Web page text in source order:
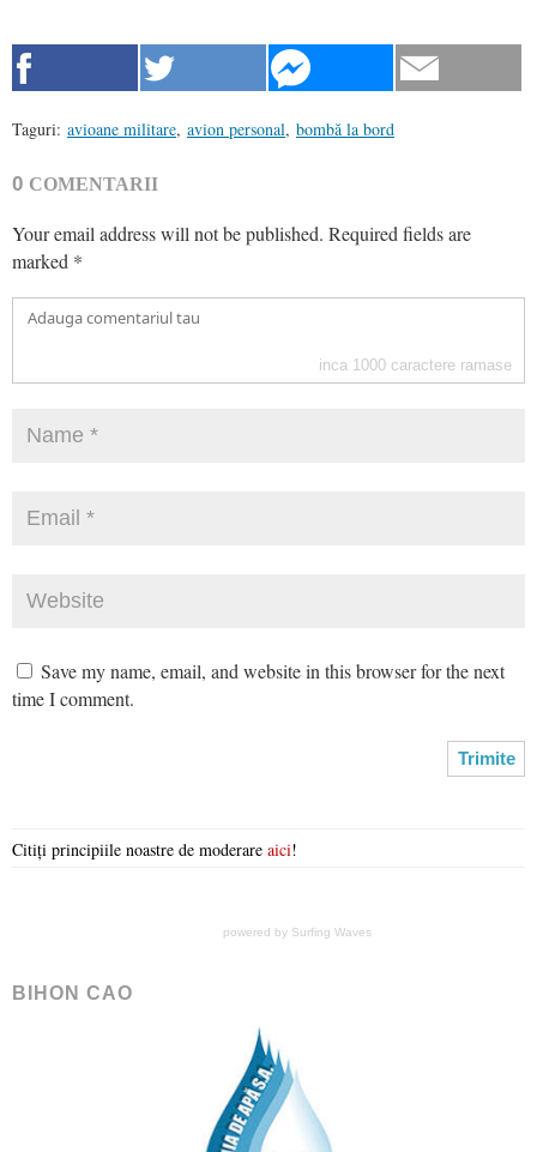
Taguri: avioane militare, avion personal, bombă la bord
0 COMENTARII
Your email address will not be published. Required fields are
marked *
inca 1000 caractere ramase
Save my name, email, and website in this browser for the next
time I comment.
Citiți principiile noastre de moderare aici!
powered by Surfing Waves
BIHON CAO